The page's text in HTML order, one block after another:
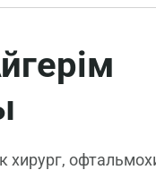
хирург,